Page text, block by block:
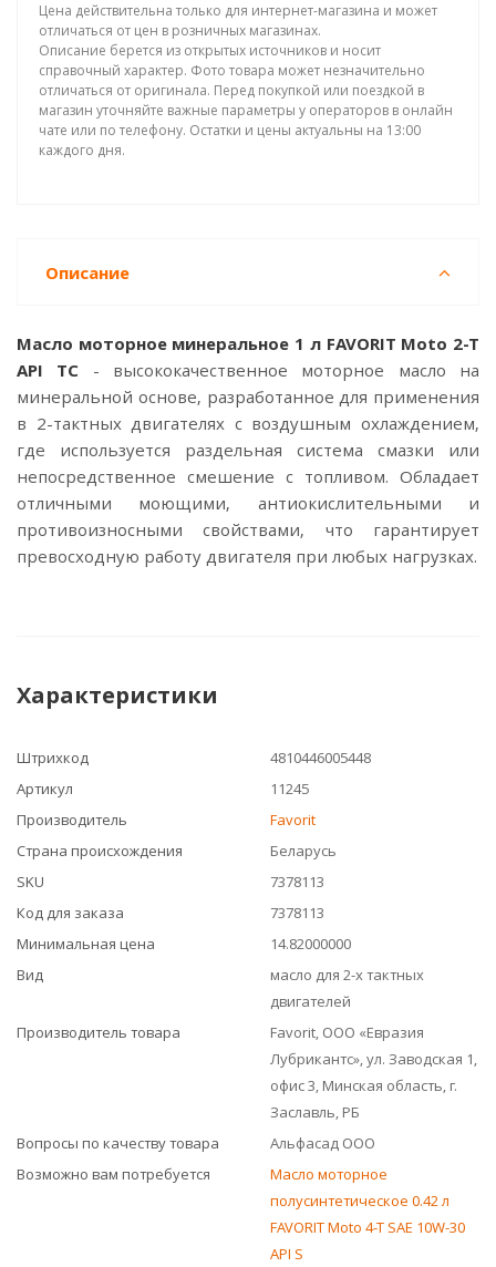
Цена действительна только для интернет-магазина и может
отличаться от цен в розничных магазинах.
Описание берется из открытых источников и носит
справочный характер. Фото товара может незначительно
отличаться от оригинала. Перед покупкой или поездкой в
магазин уточняйте важные параметры у операторов в онлайн
чате или по телефону. Остатки и цены актуальны на 13:00
каждого дня.
Описание
Масло моторное минеральное 1 л FAVORIT Moto 2-T
API TC - высококачественное моторное масло на
минеральной основе, разработанное для применения
в 2-тактных двигателях с воздушным охлаждением,
где используется раздельная система смазки или
непосредственное смешение с топливом. Обладает
отличными моющими, антиокислительными и
противоизносными свойствами, что гарантирует
превосходную работу двигателя при любых нагрузках.
Характеристики
Штрихкод
4810446005448
Артикул
11245
Производитель
Favorit
Страна происхождения
Беларусь
SKU
7378113
Код для заказа
7378113
Минимальная цена
14.82000000
Вид
масло для 2-х тактных
двигателей
Производитель товара
Favorit, ООО «Евразия
Лубрикантс», ул. Заводская 1,
офис 3, Минская область, г.
Заславль, РБ
Вопросы по качеству товара
Альфасад ООО
Возможно вам потребуется
Масло моторное
полусинтетическое 0.42 л
FAVORIT Moto 4-T SAE 10W-30
API S